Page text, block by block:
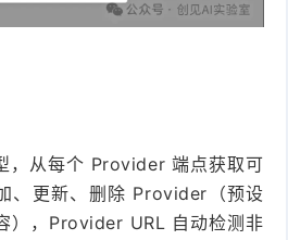
，从每个 Provider 端点获取可
、更新、删除 Provider（预设
），Provider URL 自动检测非